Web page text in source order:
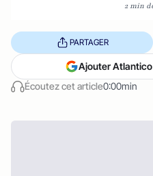
2 min
Écoutez cet article0:00min
PARTAGER
Ajouter